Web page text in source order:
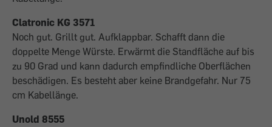
Clatronic KG 3571
Noch gut. Grillt gut. Aufklappbar. Schafft dann die
doppelte Menge Würste. Erwärmt die Standfläche auf bis
zu 90 Grad und kann dadurch empfindliche Oberflächen
beschädigen. Es besteht aber keine Brandgefahr. Nur 75
cm Kabellänge.
Unold 8555